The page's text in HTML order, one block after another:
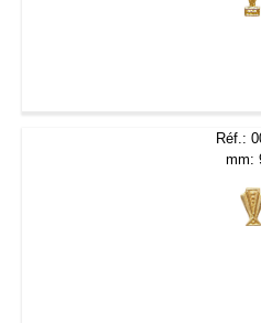
Réf.:
mm: